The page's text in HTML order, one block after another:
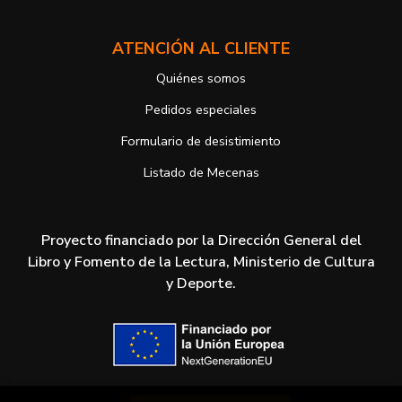
ATENCIÓN AL CLIENTE
Quiénes somos
Pedidos especiales
Formulario de desistimiento
Listado de Mecenas
Proyecto financiado por la Dirección General del
Libro y Fomento de la Lectura, Ministerio de Cultura
y Deporte.